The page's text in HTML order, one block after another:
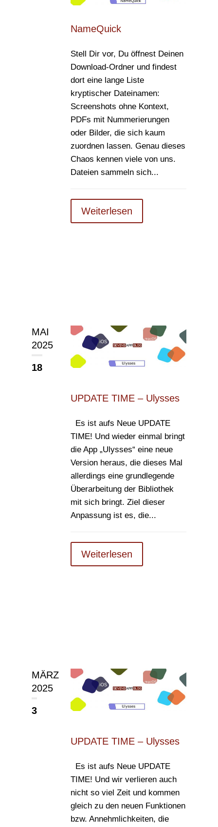
NameQuick
Stell Dir vor, Du öffnest Deinen
Download-Ordner und findest
dort eine lange Liste
kryptischer Dateinamen:
Screenshots ohne Kontext,
PDFs mit Nummerierungen
oder Bilder, die sich kaum
zuordnen lassen. Genau dieses
Chaos kennen viele von uns.
Dateien sammeln sich...
Weiterlesen
MAI
2025
18
UPDATE TIME – Ulysses
Es ist aufs Neue UPDATE
TIME! Und wieder einmal bringt
die App „Ulysses“ eine neue
Version heraus, die dieses Mal
allerdings eine grundlegende
Überarbeitung der Bibliothek
mit sich bringt. Ziel dieser
Anpassung ist es, die...
Weiterlesen
MÄRZ
2025
3
UPDATE TIME – Ulysses
Es ist aufs Neue UPDATE
TIME! Und wir verlieren auch
nicht so viel Zeit und kommen
gleich zu den neuen Funktionen
bzw. Annehmlichkeiten, die